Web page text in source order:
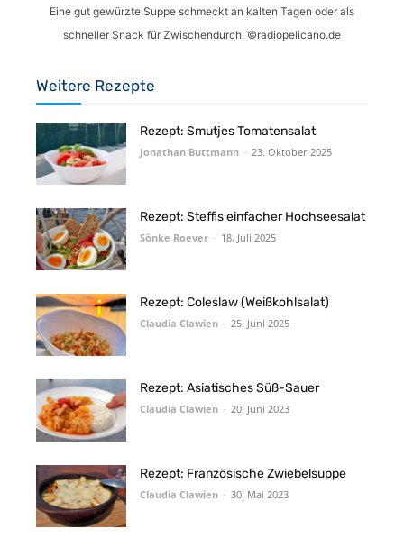
Eine gut gewürzte Suppe schmeckt an kalten Tagen oder als
schneller Snack für Zwischendurch. ©️radiopelicano.de
Weitere Rezepte
Rezept: Smutjes Tomatensalat
Jonathan Buttmann - 23. Oktober 2025
Rezept: Steffis einfacher Hochseesalat
Sönke Roever - 18. Juli 2025
Rezept: Coleslaw (Weißkohlsalat)
Claudia Clawien - 25. Juni 2025
Rezept: Asiatisches Süß-Sauer
Claudia Clawien - 20. Juni 2023
Rezept: Französische Zwiebelsuppe
Claudia Clawien - 30. Mai 2023